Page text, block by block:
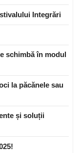
Integrări
schimbă în modul
la păcănele sau
și soluții